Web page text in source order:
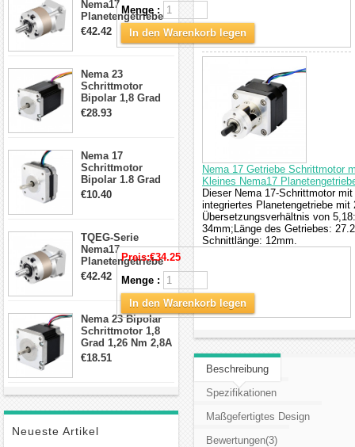
Nema17
Planetengetriebe
5:1 Spiel 15Arc-
min für Nema 17
€42.42
Nema 23
Schrittmotor
Bipolar 1,8 Grad
2,83Nm 4 A 2,26V
€28.93
Nema 17
Schrittmotor
Bipolar 1.8 Grad
8.7Ncm 1A 3.5V 4
€10.40
TQEG-Serie
Nema17
Planetengetriebe
10:1 Spiel 15Arc-
min für Nema 17
Getriebe
Schrittmotor
€42.42
Nema 23 Bipolar
Schrittmotor 1,8
Grad 1,26 Nm 2,8A
2,5V 4 Drähte
€18.51
Neueste Artikel
Menge :
In den Warenkorb legen
Nema 17 Getriebe Schrittmotor
Kleines Nema17
Dieser Nema 17-Schrittmotor
integriertes Planetengetriebe
Übersetzungsverhältnis von
34mm;Länge des Getriebes:
Schnittlänge: 12mm.
Preis:€34.25
Menge :
In den Warenkorb legen
Beschreibung
Spezifikationen
Maßgefertigtes Design
Bewertungen(3)